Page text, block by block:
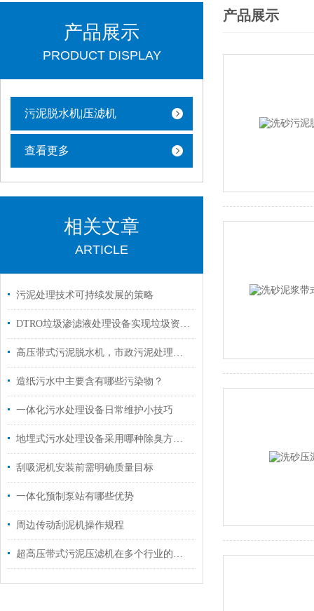
产品展示
PRODUCT DISPLAY
污泥脱水机|压滤机
查看更多
相关文章
ARTICLE
污泥处理技术可持续发展的策略
DTRO垃圾渗滤液处理设备实现垃圾资源化和环境友好
高压带式污泥脱水机，市政污泥处理的高效解决方案，含水率低于60%！
造纸污水中主要含有哪些污染物？
一体化污水处理设备日常维护小技巧
地埋式污水处理设备采用哪种除臭方式防止异味呢？
刮吸泥机安装前需明确质量目标
一体化预制泵站有哪些优势
周边传动刮泥机操作规程
超高压带式污泥压滤机在多个行业的应用
产品展示